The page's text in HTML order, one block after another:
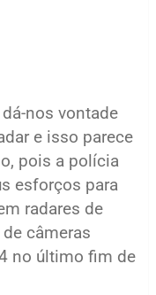
nos vontade
e isso parece
pois a polícia
esforços para
radares de
câmeras
no último fim de